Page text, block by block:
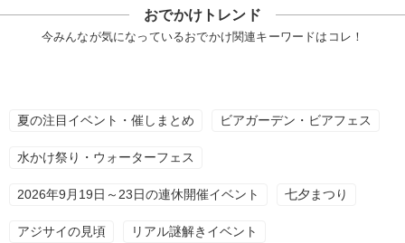
おでかけトレンド
今みんなが気になっているおでかけ関連キーワードはコレ！
夏の注目イベント・催しまとめ ビアガーデン・ビアフェス
水かけ祭り・ウォーターフェス
2026年9月19日～23日の連休開催イベント 七夕まつり
アジサイの見頃 リアル謎解きイベント